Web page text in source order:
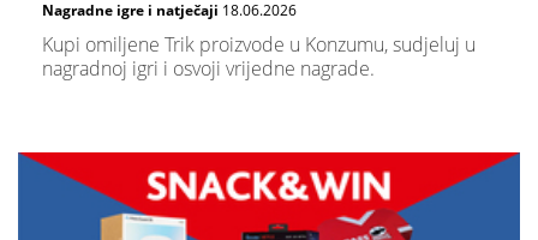
Nagradne igre i natječaji 18.06.2026
Kupi omiljene Trik proizvode u Konzumu, sudjeluj u
nagradnoj igri i osvoji vrijedne nagrade.